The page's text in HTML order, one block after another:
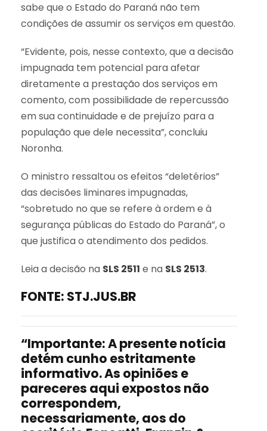
sabe que o Estado do Paraná não tem
condições de assumir os serviços em questão.
“Evidente, pois, nesse contexto, que a decisão
impugnada tem potencial para afetar
diretamente a prestação dos serviços em
comento, com possibilidade de repercussão
em sua continuidade e de prejuízo para a
população que dele necessita”, concluiu
Noronha.
O ministro ressaltou os efeitos “deletérios”
das decisões liminares impugnadas,
“sobretudo no que se refere à ordem e à
segurança públicas do Estado do Paraná”, o
que justifica o atendimento dos pedidos.
Leia a decisão na SLS 2511 e na SLS 2513.
FONTE: STJ.JUS.BR
“Importante: A presente notícia
detém cunho estritamente
informativo. As opiniões e
pareceres aqui expostos não
correspondem,
necessariamente, aos do